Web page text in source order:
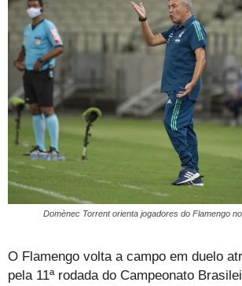
Domènec Torrent orienta jogadores do Flamengo
O Flamengo volta a campo em duelo
pela 11ª rodada do Campeonato